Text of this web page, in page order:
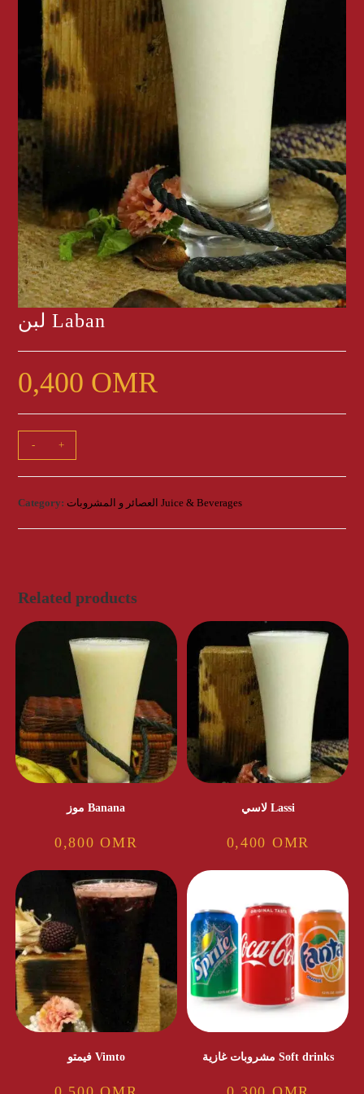
لبن Laban
0,400 OMR
Laban
quantity
- +
Category: العصائر و المشروبات Juice & Beverages
Related products
موز Banana
0,800OMR
لاسي Lassi
0,400 OMR
فيمتو Vimto مشروبات غازية Soft drinks